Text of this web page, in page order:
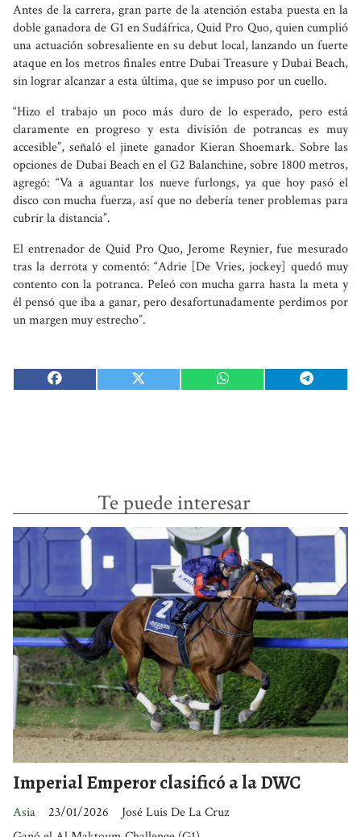
Antes de la carrera, gran parte de la atención estaba puesta en la
doble ganadora de G1 en Sudáfrica, Quid Pro Quo, quien cumplió
una actuación sobresaliente en su debut local, lanzando un fuerte
ataque en los metros finales entre Dubai Treasure y Dubai Beach,
sin lograr alcanzar a esta última, que se impuso por un cuello.
“Hizo el trabajo un poco más duro de lo esperado, pero está
claramente en progreso y esta división de potrancas es muy
accesible”, señaló el jinete ganador Kieran Shoemark. Sobre las
opciones de Dubai Beach en el G2 Balanchine, sobre 1800 metros,
agregó: “Va a aguantar los nueve furlongs, ya que hoy pasó el
disco con mucha fuerza, así que no debería tener problemas para
cubrir la distancia”.
El entrenador de Quid Pro Quo, Jerome Reynier, fue mesurado
tras la derrota y comentó: “Adrie [De Vries, jockey] quedó muy
contento con la potranca. Peleó con mucha garra hasta la meta y
él pensó que iba a ganar, pero desafortunadamente perdimos por
un margen muy estrecho”.
Te puede interesar
Imperial Emperor clasificó a la DWC
José Luis De La Cruz
Asia
23/01/2026